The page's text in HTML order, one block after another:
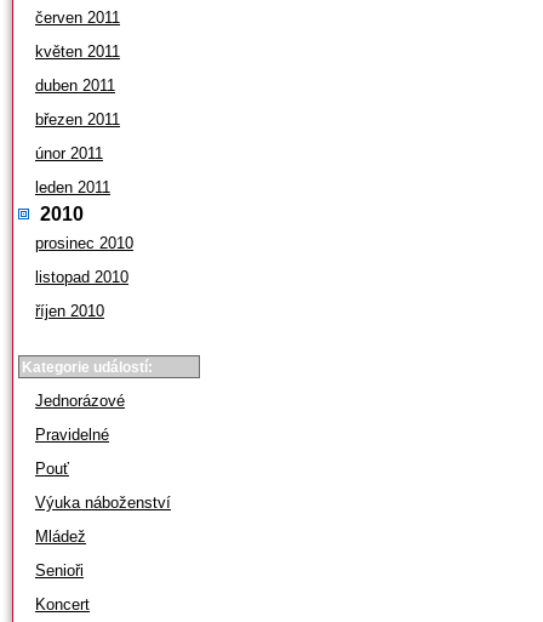
červen 2011
květen 2011
duben 2011
březen 2011
únor 2011
leden 2011
2010
prosinec 2010
listopad 2010
říjen 2010
Kategorie událostí:
Jednorázové
Pravidelné
Pouť
Výuka náboženství
Mládež
Senioři
Koncert